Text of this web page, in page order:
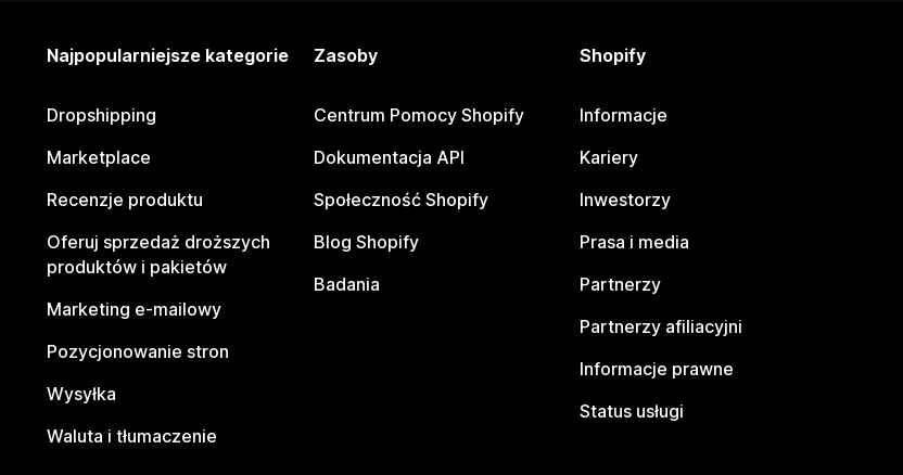
Najpopularniejsze kategorie
Dropshipping
Marketplace
Recenzje produktu
Oferuj sprzedaż droższych
produktów i pakietów
Marketing e-mailowy
Pozycjonowanie stron
Wysyłka
Waluta i tłumaczenie
Zasoby
Centrum Pomocy Shopify
Dokumentacja API
Społeczność Shopify
Blog Shopify
Badania
Shopify
Informacje
Kariery
Inwestorzy
Prasa i media
Partnerzy
Partnerzy afiliacyjni
Informacje prawne
Status usługi